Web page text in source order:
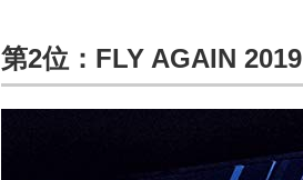
第2位：FLY AGAIN 2019